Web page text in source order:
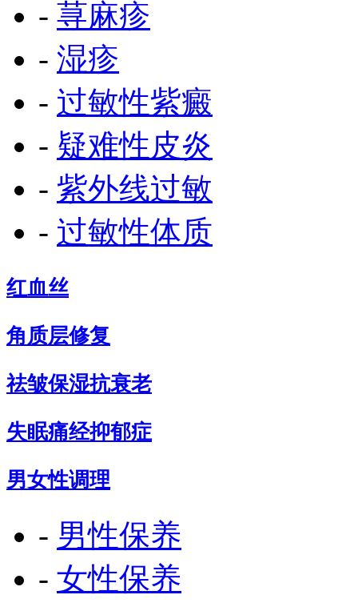
- 荨麻疹
- 湿疹
- 过敏性紫癜
- 疑难性皮炎
- 紫外线过敏
- 过敏性体质
红血丝
角质层修复
祛皱保湿抗衰老
失眠痛经抑郁症
男女性调理
- 男性保养
- 女性保养